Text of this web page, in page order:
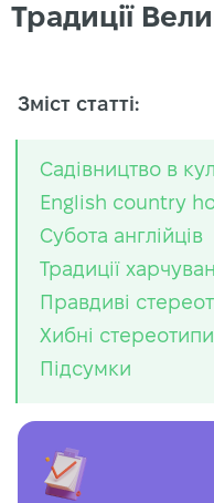
Традиції
Зміст статті:
Садівництво в
English country
Субота англійців
Традиції
Правдиві
Хибні
Підсумки